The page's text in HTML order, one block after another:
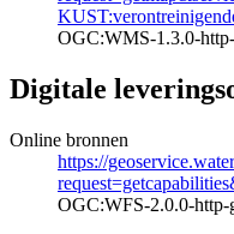
OGC:WMS-1.3.0-
Digitale
Online bronnen
https://
OGC:WFS-2.0.0-http-